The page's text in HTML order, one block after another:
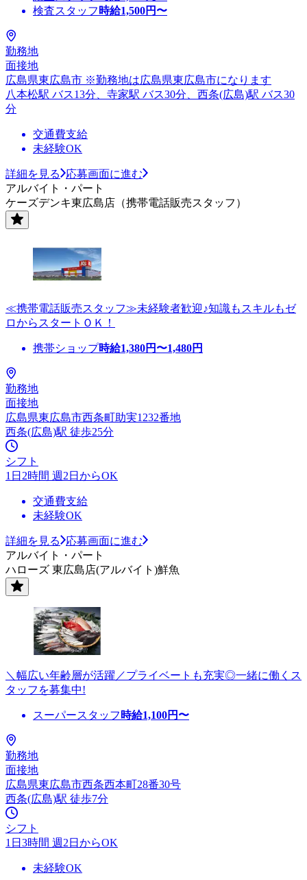
検査スタッフ 時給1,500円〜
勤務地
面接地
広島県東広島市 ※勤務地は広島県東広島市になります
八本松駅 バス13分、寺家駅 バス30分、西条(広島)駅 バス30
分
交通費支給
未経験OK
詳細を見る
応募画面に進む
アルバイト・パート
ケーズデンキ東広島店（携帯電話販売スタッフ）
≪携帯電話販売スタッフ≫未経験者歓迎♪知識もスキルもゼ
ロからスタートＯＫ！
携帯ショップ時給1,380円〜1,480円
勤務地
面接地
広島県東広島市西条町助実1232番地
西条(広島)駅 徒歩25分
シフト
1日2時間 週2日からOK
交通費支給
未経験OK
詳細を見る
応募画面に進む
アルバイト・パート
ハローズ 東広島店(アルバイト)鮮魚
＼幅広い年齢層が活躍／プライベートも充実◎一緒に働くス
タッフを募集中!
スーパースタッフ 時給1,100円〜
勤務地
面接地
広島県東広島市西条西本町28番30号
西条(広島)駅 徒歩7分
シフト
1日3時間 週2日からOK
未経験OK